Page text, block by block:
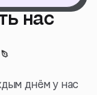
нас
днём у нас